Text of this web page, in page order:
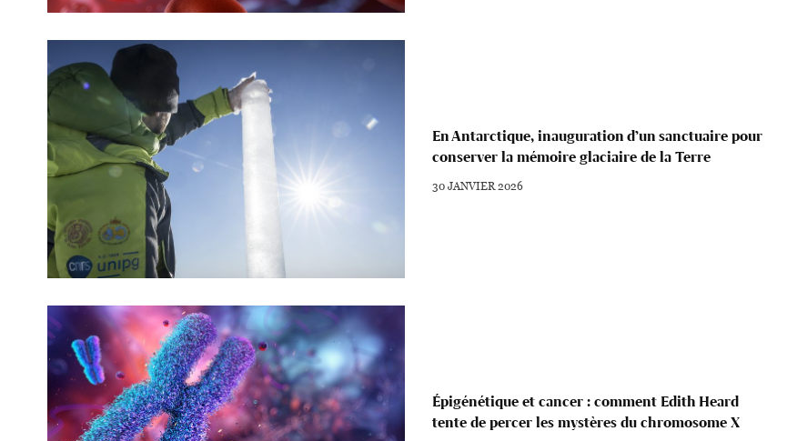
En Antarctique, inauguration d’un sanctuaire pour
conserver la mémoire glaciaire de la Terre
30 JANVIER 2026
Épigénétique et cancer : comment Edith Heard
tente de percer les mystères du chromosome X